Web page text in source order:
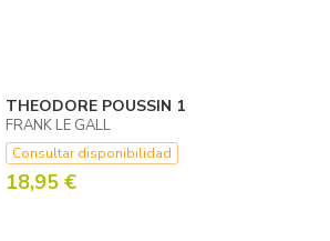
THEODORE POUSSIN 1
FRANK LE GALL
Consultar disponibilidad
18,95 €